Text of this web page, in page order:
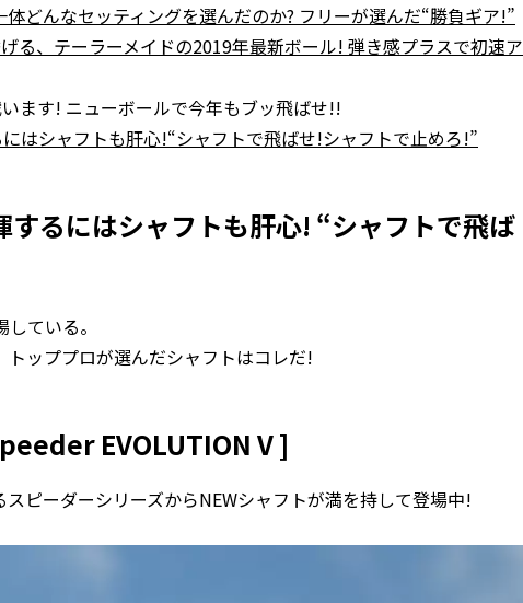
どんなセッティングを選んだのか? フリーが選んだ“勝負ギア!”
る、テーラーメイドの2019年最新ボール! 弾き感プラスで初速ア
ます! ニューボールで今年もブッ飛ばせ!!
はシャフトも肝心!“シャフトで飛ばせ!シャフトで止めろ!”
するにはシャフトも肝心! “シャフトで飛ば
ている。
ッププロが選んだシャフトはコレだ!
EVOLUTION V ]
ピーダーシリーズからNEWシャフトが満を持して登場中!